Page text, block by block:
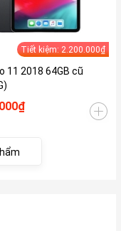
Tiết kiệm: 2.200.000₫
11 2018 64GB cũ